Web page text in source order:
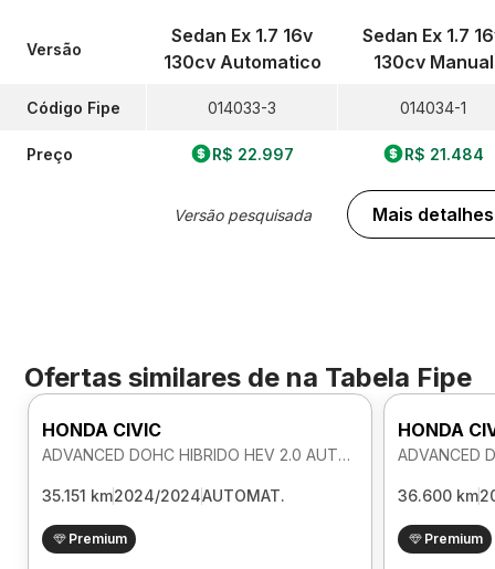
Versão
Código Fipe
Preço
Sedan Ex 1.7 16v
130cv Automatico
014033-3
R$ 22.997
Versão pesquisada
Sedan Ex 1.7
130cv Manual
014034-1
R$ 21.484
Mais detalhes
Ofertas similares de na Tabela Fipe
HONDA CIVIC
ADVANCED DOHC HIBRIDO HEV 2.0 AUTOMATICO
35.151 km2024/2024AUTOMAT.
Premium
HONDA
36.600 km
Premium